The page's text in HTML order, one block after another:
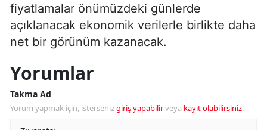
fiyatlamalar önümüzdeki günlerde
açıklanacak ekonomik verilerle birlikte daha
net bir görünüm kazanacak.
Yorumlar
Takma Ad
Yorum yapmak için, istersenizgiriş yapabilirveya kayıt olabilirsiniz.